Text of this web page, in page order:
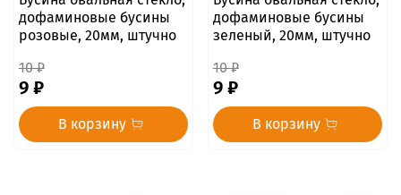
дофаминовые бусины
розовые, 20мм, штучно
10 ₽
9 ₽
В корзину
дофаминовые бусины
зеленый, 20мм, штучно
10 ₽
9 ₽
В корзину